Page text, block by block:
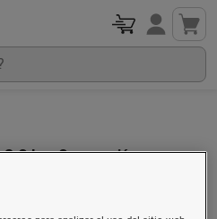
y Corporación
fincas y granjas de todo el